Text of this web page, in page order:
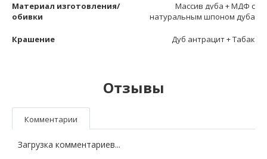
Материал изготовления/
обивки
Массив дуба + МДФ с
натуральным шпоном дуба
Крашение Дуб антрацит + Табак
Отзывы
Комментарии
Загрузка комментариев...